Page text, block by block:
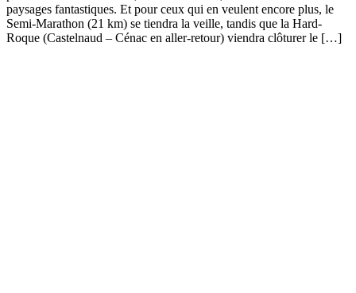
paysages fantastiques. Et pour ceux qui en veulent encore plus, le
Semi-Marathon (21 km) se tiendra la veille, tandis que la Hard-
Roque (Castelnaud – Cénac en aller-retour) viendra clôturer le […]